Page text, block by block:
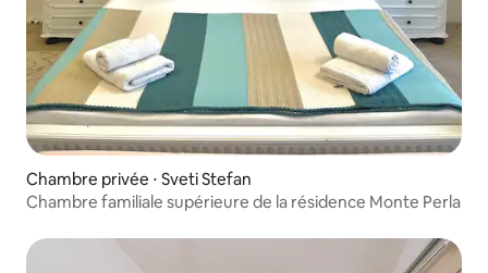
Chambre privée ⋅ Sveti Stefan
Chambre familiale supérieure de la résidence Monte Perla